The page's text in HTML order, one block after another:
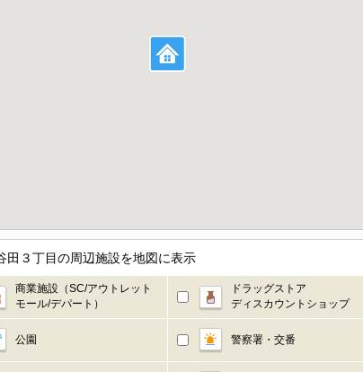
田３丁目の周辺施設を地図に表示
商業施設（SC/アウトレット
モール/デパート）
ドラッグストア
ディスカウントショップ
公園 警察署・交番